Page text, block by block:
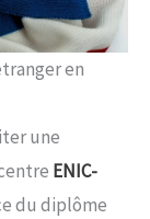
en
une
ENIC-
du diplôme